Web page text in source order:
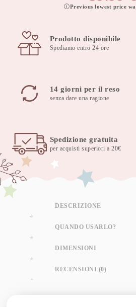
berry
quantità
Previous lowest price
Prodotto disponibile
Spediamo entro 24 ore
14 giorni per il reso
senza dare una ragione
Spedizione gratuita
per acquisti superiori a 20€
DESCRIZIONE
QUANDO USARLO?
DIMENSIONI
RECENSIONI (0)